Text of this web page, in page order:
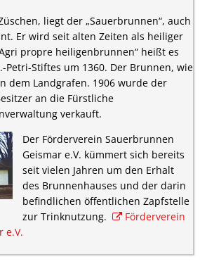
liegt der „Sauerbrunnen“, auch
Er wird seit alten Zeiten als heiliger
propre heiligenbrunnen“ heißt es
Petri-Stiftes um 1360. Der Brunnen, wie
dem Landgrafen. 1906 wurde der
an die Fürstliche
verkauft.
Der Förderverein Sauerbrunnen
Geismar e.V. kümmert sich bereits
seit vielen Jahren um den Erhalt
des Brunnenhauses und der darin
befindlichen öffentlichen Zapfstelle
zur Trinknutzung.
Förderverein
e.V.